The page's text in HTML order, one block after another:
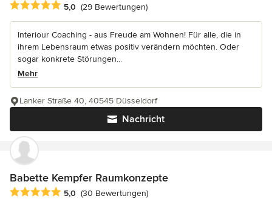
Durchschnittliche Bewertung: 5 von 5 Sternen
5,0 (29 Bewertungen)
Interiour Coaching - aus Freude am Wohnen! Für alle, die in
ihrem Lebensraum etwas positiv verändern möchten. Oder
sogar konkrete Störungen...
Mehr
Nachricht
Lanker Straße 40, 40545 Düsseldorf
Babette Kempfer Raumkonzepte
Durchschnittliche Bewertung: 5 von 5 Sternen
5,0 (30 Bewertungen)